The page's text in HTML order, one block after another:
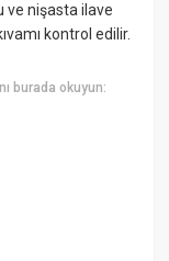
ve nişasta ilave
kontrol edilir.
burada okuyun: